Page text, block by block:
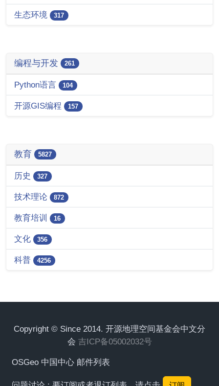
生态环境 317
编程与开发 261
Python语言 104
开源GIS编程 157
教育 5827
历史 327
技术理论 872
教育培训 16
文化 356
科普 4256
Copyright © Since 2014. 开源地理空间基金会中文分
会 吉ICP备05002032号
OSGeo 中国中心 邮件列表